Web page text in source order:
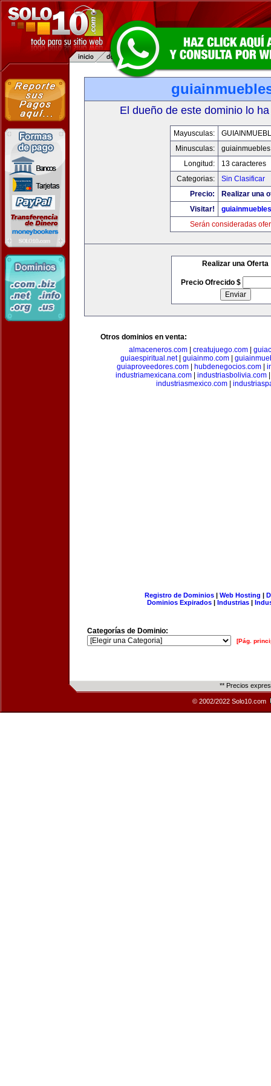
El dueño de este dominio lo
Mayusculas:
Minusculas:
Longitud:
13 caracteres
Categorias:
Sin Clasificar
Precio:
Realizar una
Visitar!
Serán consideradas
Realizar una Oferta
Precio Ofrecido $
Otros dominios en venta:
almaceneros.com
creatujuego.com
guiaespiritual.net| guiainmo.com
guiaproveedores.com
hubdenegocios.com
industriamexicana.com| industriasbolivia.com
industriasmexico.com|
Registro de Dominios| Web Hosting |
Dominios Expirados | Industrias |
Categorías de Dominio:
[Pág.
** Precios
© 2002/2022 Solo10.com